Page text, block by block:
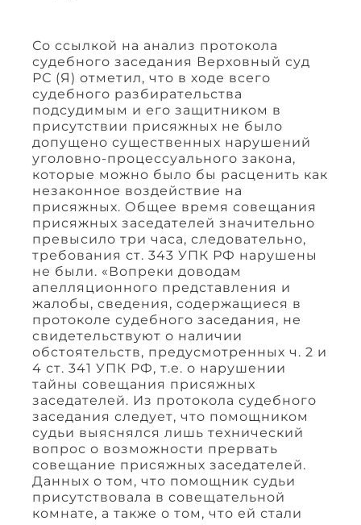
Со ссылкой на анализ протокола
судебного заседания Верховный суд
РС (Я) отметил, что в ходе всего
судебного разбирательства
подсудимым и его защитником в
присутствии присяжных не было
допущено существенных нарушений
уголовно-процессуального закона,
которые можно было бы расценить как
незаконное воздействие на
присяжных. Общее время совещания
присяжных заседателей значительно
превысило три часа, следовательно,
требования ст. 343 УПК РФ нарушены
не были. «Вопреки доводам
апелляционного представления и
жалобы, сведения, содержащиеся в
протоколе судебного заседания, не
свидетельствуют о наличии
обстоятельств, предусмотренных ч. 2 и
4 ст. 341 УПК РФ, т.е. о нарушении
тайны совещания присяжных
заседателей. Из протокола судебного
заседания следует, что помощником
судьи выяснялся лишь технический
вопрос о возможности прервать
совещание присяжных заседателей.
Данных о том, что помощник судьи
присутствовала в совещательной
комнате, а также о том, что ей стали